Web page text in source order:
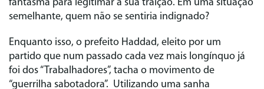
fantasma para legitimar a sua traição. Em uma situação
semelhante, quem não se sentiria indignado?
Enquanto isso, o prefeito Haddad, eleito por um
partido que num passado cada vez mais longínquo já
foi dos “Trabalhadores”, tacha o movimento de
“guerrilha sabotadora”. Utilizando uma sanha